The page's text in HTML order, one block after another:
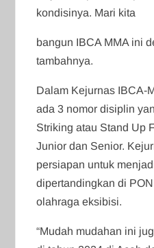
kondisinya. Mari kita
bangun IBCA MMA ini
tambahnya.
Dalam Kejurnas IBCA-
ada 3 nomor disiplin
Striking atau Stand Up
Junior dan Senior.
persiapan untuk
dipertandingkan di
olahraga eksibisi.
“Mudah mudahan ini